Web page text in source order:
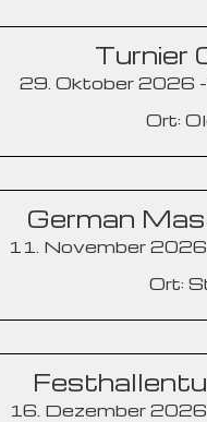
Turnier
29. Oktober 2026
Ort:
German
11. November
Ort:
16. Dezember